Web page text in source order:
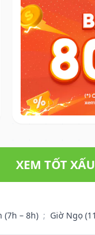
XEM TỐT
(7h – 8h) ; Giờ Ngọ